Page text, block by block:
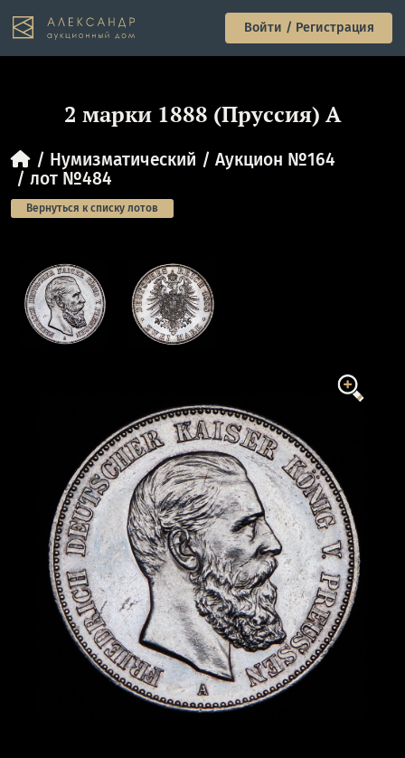
Войти / Регистрация
2 марки 1888 (Пруссия) A
Нумизматический
Аукцион №164
лот №484
Вернуться к списку лотов